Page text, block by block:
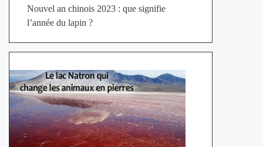
Nouvel an chinois 2023 : que signifie
l’année du lapin ?